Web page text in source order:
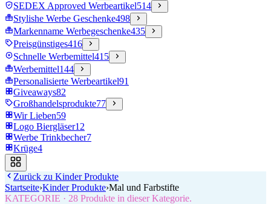
SEDEX Approved Werbeartikel514
Stylishe Werbe Geschenke498
Markenname Werbegeschenke435
Preisgünstiges416
Schnelle Werbemittel415
Werbemittel144
Personalisierte Werbeartikel91
Giveaways82
Großhandelsprodukte77
Wir Lieben59
Logo Biergläser12
Werbe Trinkbecher7
Krüge4
Zurück zu Kinder Produkte
Startseite›Kinder Produkte›Mal und Farbstifte
KATEGORIE · 28 Produkte in dieser Kategorie.